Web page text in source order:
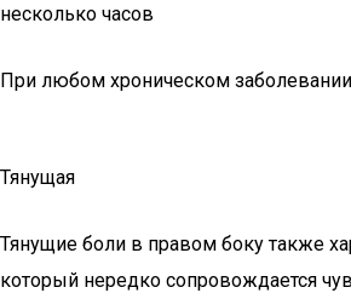
несколько часов
При любом хроническом
Тянущая
Тянущие боли в правом боку также
который нередко сопровождается